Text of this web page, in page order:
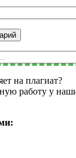
на плагиат?
работу у